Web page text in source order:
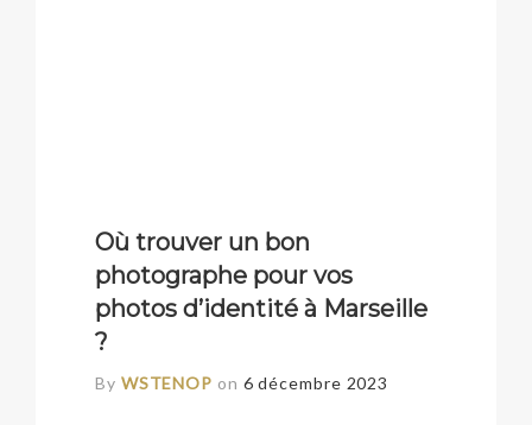
Où trouver un bon
photographe pour vos
photos d’identité à Marseille
?
By WSTENOP on 6 décembre 2023